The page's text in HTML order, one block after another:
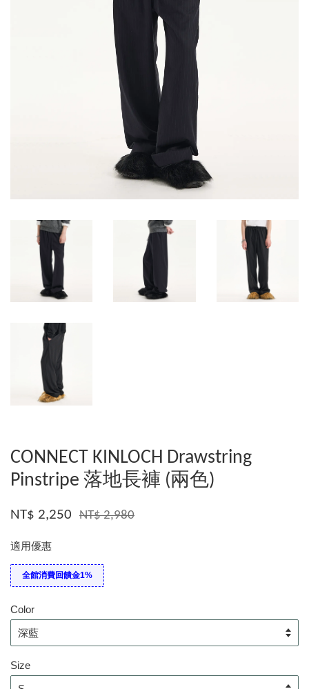
CONNECT KINLOCH Drawstring
Pinstripe 落地長褲 (兩色)
NT$ 2,250 NT$ 2,980
適用優惠
全館消費回饋金1%
Color
Size